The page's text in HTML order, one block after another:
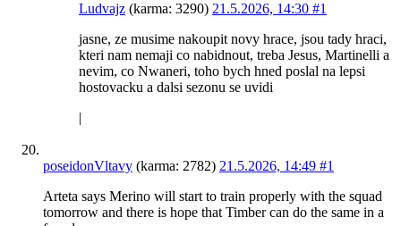
Ludvajz (karma: 3290) 21.5.2026, 14:30 #1
jasne, ze musime nakoupit novy hrace, jsou tady hraci,
kteri nam nemaji co nabidnout, treba Jesus, Martinelli a
nevim, co Nwaneri, toho bych hned poslal na lepsi
hostovacku a dalsi sezonu se uvidi
|
poseidonVltavy (karma: 2782) 21.5.2026, 14:49 #1
Arteta says Merino will start to train properly with the squad
tomorrow and there is hope that Timber can do the same in a